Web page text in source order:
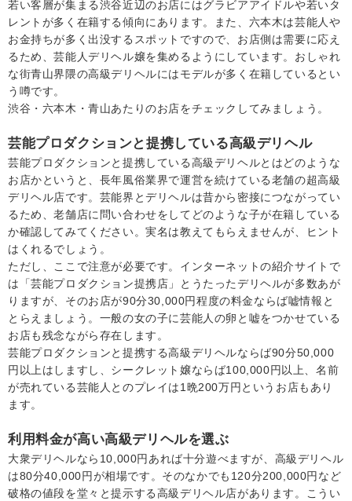
若い客層が集まる渋谷近辺のお店にはグラビアアイドルや若いタ
レントが多く在籍する傾向にあります。また、六本木は芸能人や
お金持ちが多く出没するスポットですので、お店側は需要に応え
るため、芸能人デリヘル嬢を集めるようにしています。おしゃれ
な街青山界隈の高級デリヘルにはモデルが多く在籍しているとい
う噂です。
渋谷・六本木・青山あたりのお店をチェックしてみましょう。
芸能プロダクションと提携している高級デリヘル
芸能プロダクションと提携している高級デリヘルとはどのような
お店かというと、長年風俗業界で運営を続けている老舗の超高級
デリヘル店です。芸能界とデリヘルは昔から密接につながってい
るため、老舗店に問い合わせをしてどのような子が在籍している
か確認してみてください。実名は教えてもらえませんが、ヒント
はくれるでしょう。
ただし、ここで注意が必要です。インターネットの紹介サイトで
は「芸能プロダクション提携店」とうたったデリヘルが多数あが
りますが、そのお店が90分30,000円程度の料金ならば嘘情報と
とらえましょう。一般の女の子に芸能人の卵と嘘をつかせている
お店も残念ながら存在します。
芸能プロダクションと提携する高級デリヘルならば90分50,000
円以上はしますし、シークレット嬢ならば100,000円以上、名前
が売れている芸能人とのプレイは1晩200万円というお店もあり
ます。
利用料金が高い高級デリヘルを選ぶ
大衆デリヘルなら10,000円あれば十分遊べますが、高級デリヘル
は80分40,000円が相場です。そのなかでも120分200,000円など
破格の値段を堂々と提示する高級デリヘル店があります。こうい